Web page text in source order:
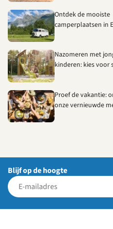
Ontdek de mooiste
camperplaatsen in
Nazomeren met
kinderen: kies voor
Proef de vakantie:
onze vernieuwde
Blijf op de hoogte